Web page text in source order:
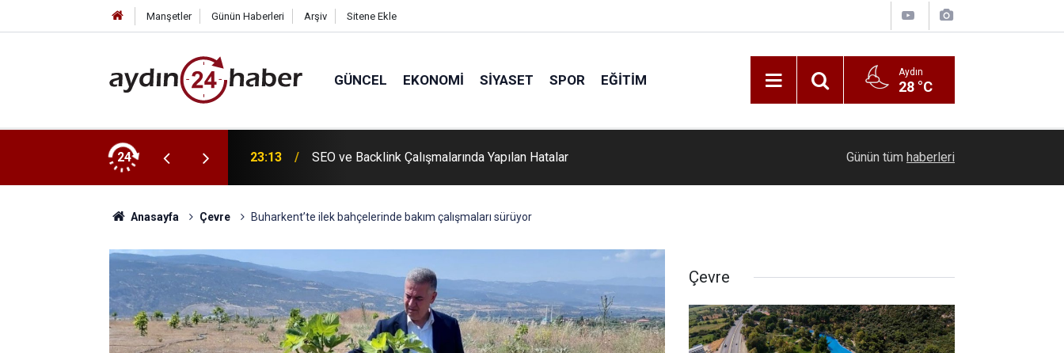
Manşetler Günün Haberleri Arşiv Sitene Ekle
GÜNCEL EKONOMI SIYASET SPOR EĞITIM Aydın
28 °C
24
evinde ölü bulundu 23:13 SEO ve Backlink Çalışmalarında Yapılan Hatalar Seyir halindeki otomobil alevlere teslim oldu
Günün tüm haberleri
Anasayfa Çevre Buharkent’te ilek bahçelerinde bakım çalışmaları sürüyor
Çevre